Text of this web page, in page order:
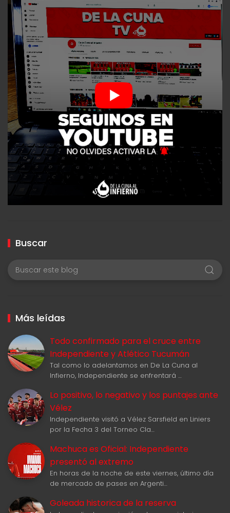
Buscar
Más leídas
Todo confirmado para el cruce entre
Independiente y Atlético Tucumán
Tal como lo adelantamos en De La Cuna al
Infierno, Independiente se enfrentará …
Lo positivo, lo negativo y los puntajes ante
Vélez
Independiente visitó a Vélez Sarsfield en Liniers
por la Fecha 3 del Torneo Cla…
Machuca es Oficial: Independiente
presentó al extremo
En horas de la noche de este viernes, último día
de mercado de pases en Argenti…
Goleada historica de la reserva